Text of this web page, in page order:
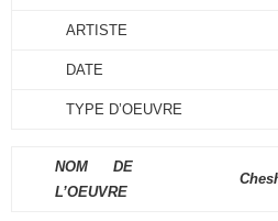
ARTISTE
DATE
TYPE D’OEUVRE
NOM DE
L’OEUVRE